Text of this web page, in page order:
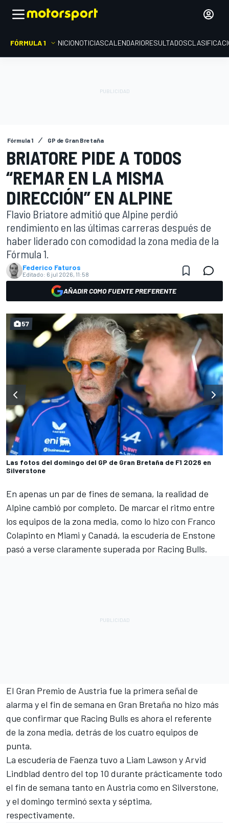
FÓRMULA 1 INICIONOTICIASCALENDARIORESULTADOS
Fórmula 1 GP de Gran Bretaña
BRIATORE PIDE A TODOS
“REMAR EN LA MISMA
DIRECCIÓN” EN ALPINE
Flavio Briatore admitió que Alpine perdió
rendimiento en las últimas carreras después de
haber liderado con comodidad la zona media de la
Fórmula 1.
Federico Faturos
Editado: 6 jul 2026, 11:58
AÑADIR COMO FUENTE PREFERENTE
Las fotos del domingo del GP de Gran Bretaña de F1 2026 en
Silverstone
57
En apenas un par de fines de semana, la realidad de
Alpine cambió por completo. De marcar el ritmo entre
los equipos de la zona media, como lo hizo con Franco
Colapinto en Miami y Canadá, la escudería de Enstone
pasó a verse claramente superada por Racing Bulls.
El Gran Premio de Austria fue la primera señal de
alarma y el fin de semana en Gran Bretaña no hizo más
que confirmar que Racing Bulls es ahora el referente
de la zona media, detrás de los cuatro equipos de
punta.
La escudería de Faenza tuvo a Liam Lawson y Arvid
Lindblad dentro del top 10 durante prácticamente todo
el fin de semana tanto en Austria como en Silverstone,
y el domingo terminó sexta y séptima,
respectivamente.